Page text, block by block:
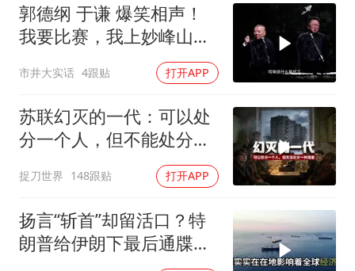
万岁山接盘烂尾恒大文旅城
女儿为争财产堵门阻挠父亲出殡
制冰厂工人旺季能月入一万三
习近平心系体育强国建设
郭德纲 于谦 爆笑相声！
我要比赛，我上妙峰山干
嘛去？你去拜一拜冠军老
祖庙
市井大实话 4跟贴 打开APP
苏联幻灭的一代：可以处
分一个人，但不能处分一
捉刀世界 148跟贴 打开APP
扬言“斩首”却留活口？特
朗普给伊朗下最后通牒，